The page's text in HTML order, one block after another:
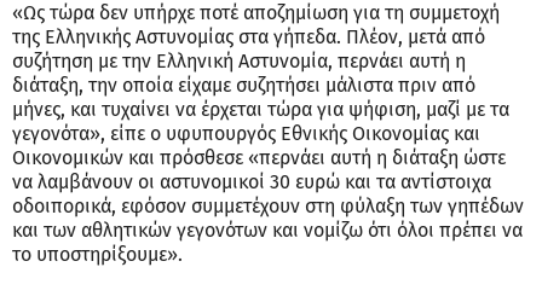
«Ως τώρα δεν υπήρχε ποτέ αποζημίωση για τη συμμετοχή
της Ελληνικής Αστυνομίας στα γήπεδα. Πλέον, μετά από
συζήτηση με την Ελληνική Αστυνομία, περνάει αυτή η
διάταξη, την οποία είχαμε συζητήσει μάλιστα πριν από
μήνες, και τυχαίνει να έρχεται τώρα για ψήφιση, μαζί με τα
γεγονότα», είπε ο υφυπουργός Εθνικής Οικονομίας και
Οικονομικών και πρόσθεσε «περνάει αυτή η διάταξη ώστε
να λαμβάνουν οι αστυνομικοί 30 ευρώ και τα αντίστοιχα
οδοιπορικά, εφόσον συμμετέχουν στη φύλαξη των γηπέδων
και των αθλητικών γεγονότων και νομίζω ότι όλοι πρέπει να
το υποστηρίξουμε».